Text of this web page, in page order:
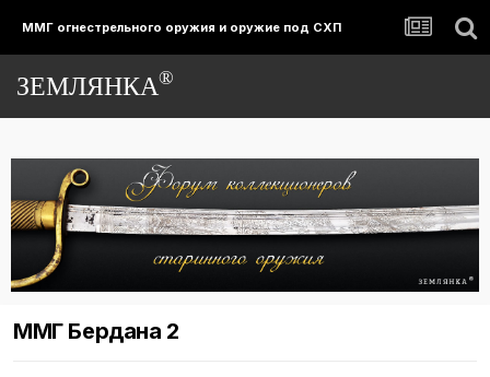
ММГ огнестрельного оружия и оружие под СХП
ЗЕМЛЯНКА®
ММГ Бердана 2